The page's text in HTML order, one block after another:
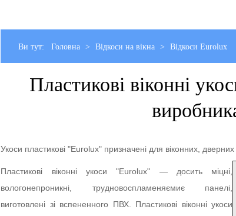
Ви тут: Головна > Відкоси на вікна > Відкоси Eurolux
Пластикові віконні
Укоси пластикові "Eurolux" призначені для віконних, дверних
Пластикові віконні укоси "Eurolux" — досить міцні,
вологонепроникні, трудновоспламеняємиє панелі,
виготовлені зі вспененного ПВХ. Пластикові віконні укоси